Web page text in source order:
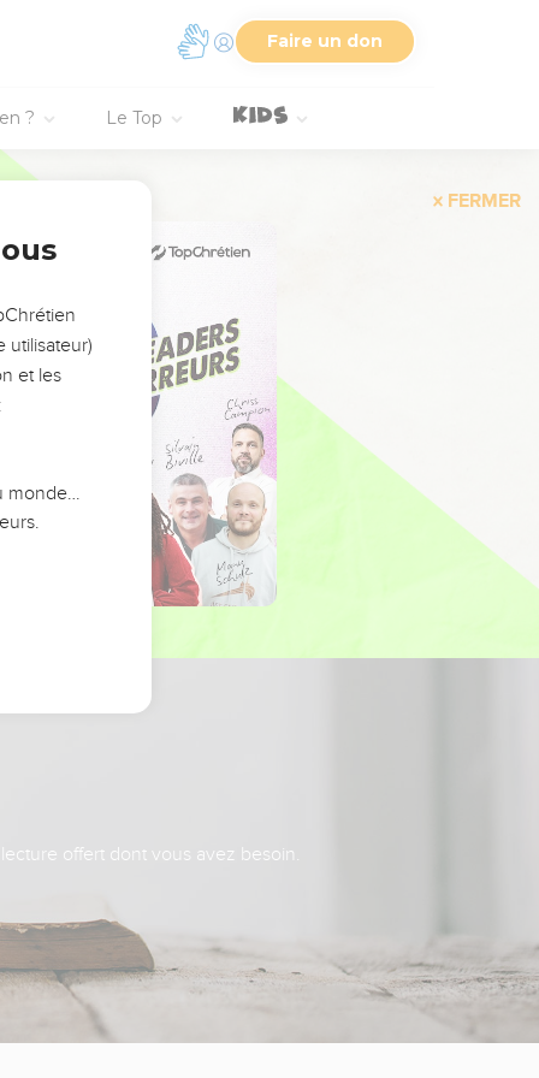
Faire un don
? Le Top
FERMER
offert dont vous avez besoin.
utilisateur)
et les
monde…